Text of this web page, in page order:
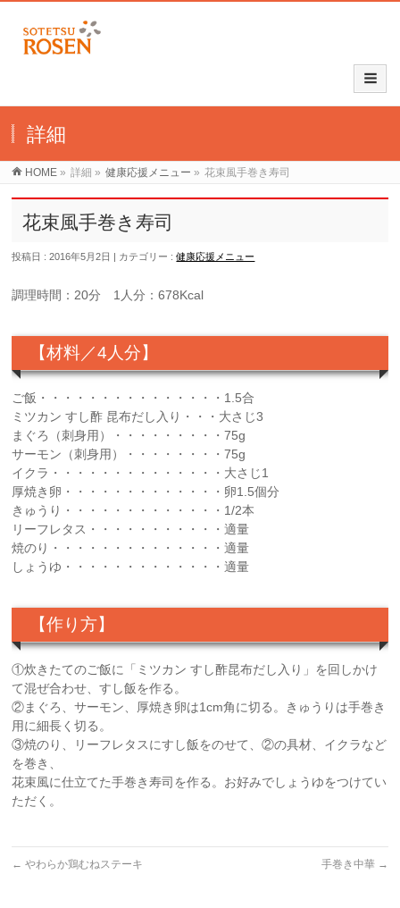
詳細
HOME » 詳細 » 健康応援メニュー » 花束風手巻き寿司
花束風手巻き寿司
投稿日 : 2016年5月2日 カテゴリー :健康応援メニュー
調理時間：20分 1人分：678Kcal
【材料／4人分】
ご飯・・・・・・・・・・・・・・・1.5合
ミツカン すし酢 昆布だし入り・・・大さじ3
まぐろ（刺身用）・・・・・・・・・75g
サーモン（刺身用）・・・・・・・・75g
イクラ・・・・・・・・・・・・・・大さじ1
厚焼き卵・・・・・・・・・・・・・卵1.5個分
きゅうり・・・・・・・・・・・・・1/2本
リーフレタス・・・・・・・・・・・適量
焼のり・・・・・・・・・・・・・・適量
しょうゆ・・・・・・・・・・・・・適量
【作り方】
①炊きたてのご飯に「ミツカン すし酢昆布だし入り」を回しかけ
て混ぜ合わせ、すし飯を作る。
②まぐろ、サーモン、厚焼き卵は1cm角に切る。きゅうりは手巻き
用に細長く切る。
③焼のり、リーフレタスにすし飯をのせて、②の具材、イクラなど
を巻き、
花束風に仕立てた手巻き寿司を作る。お好みでしょうゆをつけてい
ただく。
← やわらか鶏むねステーキ 手巻き中華 →